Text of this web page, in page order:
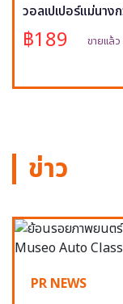
วอลเปเปอร์แม่นาง
฿189 ขายแล้
ข่าว
PR NEWS